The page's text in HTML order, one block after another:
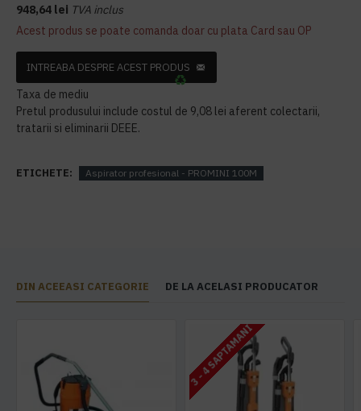
948,64 lei TVA inclus
Acest produs se poate comanda doar cu plata Card sau OP
INTREABA DESPRE ACEST PRODUS
Taxa de mediu
Pretul produsului include costul de 9,08 lei aferent colectarii,
tratarii si eliminarii DEEE.
ETICHETE: Aspirator profesional - PROMINI 100M
DIN ACEEASI CATEGORIE DE LA ACELASI PRODUCATOR
3 - 4 SAPTAMANI